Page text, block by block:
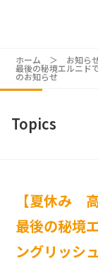
ホーム ＞ お知ら
最後の秘境エルニド
のお知らせ
Topics
【夏休み
最後の秘境
ングリッシ